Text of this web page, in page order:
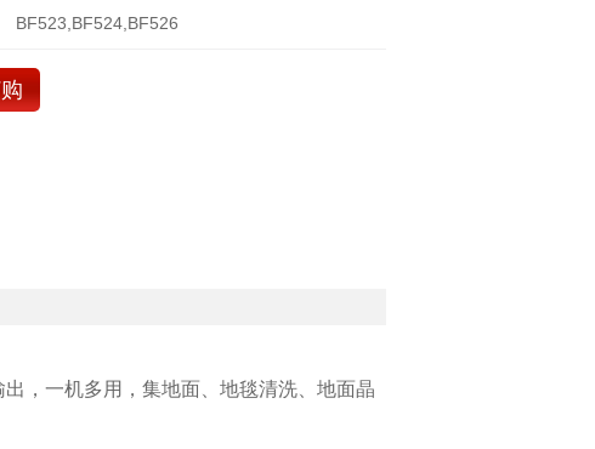
BF523,BF524,BF526
出，一机多用，集地面、地毯清洗、地面晶